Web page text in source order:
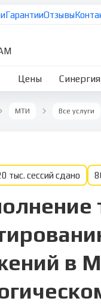
ГарантииОтзывы
Цены Синергия
МТИ Все услуги
тыс. сессий сдано
в